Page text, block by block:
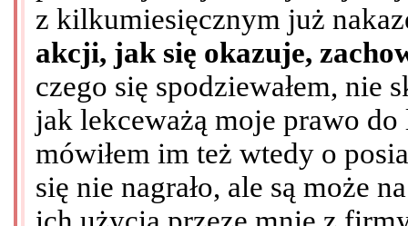
z kilkumiesięcznym już
akcji, jak się okazuje,
czego się spodziewałem, nie
jak lekceważą moje prawo
mówiłem im też wtedy o
się nie nagrało, ale są może